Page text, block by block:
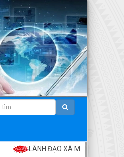
LÃNH ĐẠO XÃ MƯỜNG THAN